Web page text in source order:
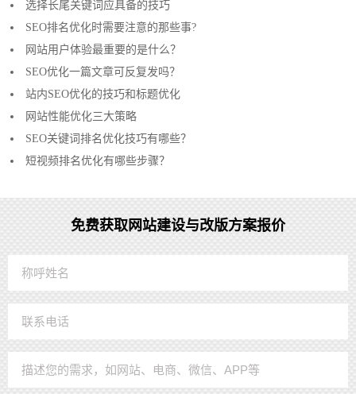
选择长尾关键词应具备的技巧
SEO排名优化时需要注意的那些事?
网站用户体验最重要的是什么？
SEO优化一篇文章可反复发吗？
站内SEO优化的技巧和标题优化
网站性能优化三大策略
SEO关键词排名优化技巧有哪些？
短视频排名优化有哪些步骤？
免费获取网站建设与改版方案报价